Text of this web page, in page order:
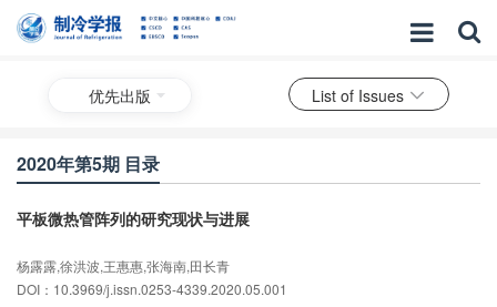
优先出版 List of Issues
2020年第5期 目录
平板微热管阵列的研究现状与进展
杨露露,徐洪波,王惠惠,张海南,田长青
DOI：10.3969/j.issn.0253-4339.2020.05.001